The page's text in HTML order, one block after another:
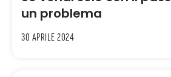
un problema
30 Aprile 2024